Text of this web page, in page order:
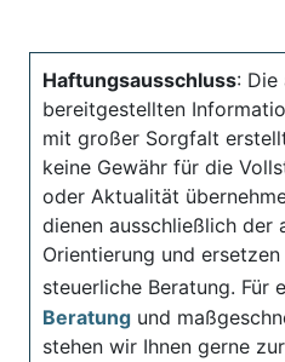
Haftungsausschluss: Die
bereitgestellten
mit großer Sorgfalt
keine Gewähr für die
oder Aktualität
dienen ausschließlich der
Orientierung und
steuerliche Beratung. Für
Beratung und
stehen wir Ihnen gerne